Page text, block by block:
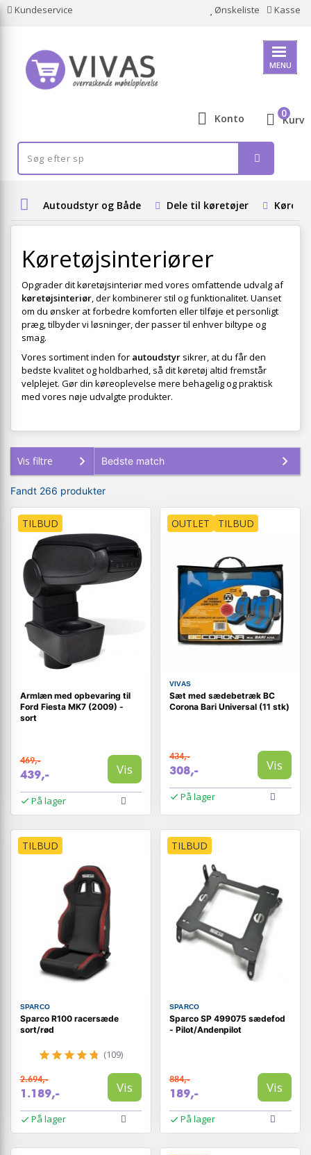
Kundeservice Ønskeliste Kasse
MENU
Konto Kurv
0
Autoudstyr og Både Dele til køretøjer
Køretøjsinteriører
Opgrader dit køretøjsinteriør med vores omfattende udvalg af
køretøjsinteriør, der kombinerer stil og funktionalitet. Uanset
om du ønsker at forbedre komforten eller tilføje et personligt
præg, tilbyder vi løsninger, der passer til enhver biltype og
smag.
Vores sortiment inden for autoudstyr sikrer, at du får den
bedste kvalitet og holdbarhed, så dit køretøj altid fremstår
velplejet. Gør din køreoplevelse mere behagelig og praktisk
med vores nøje udvalgte produkter.
Vis filtre
Fandt 266 produkter
TILBUD
Armlæn med opbevaring til
Ford Fiesta MK7 (2009) -
sort
469,-
439,- Vis
På lager
OUTLET TILBUD
VIVAS
Sæt med sædebetræk BC
Corona Bari Universal (11 stk)
434,-
308,- Vis
På lager
TILBUD
SPARCO
Sparco R100 racersæde
sort/rød
(109)
2.694,-
1.189,- Vis
På lager
TILBUD
SPARCO
Sparco SP 499075 sædefod
- Pilot/Andenpilot
884,-
189,- Vis
På lager